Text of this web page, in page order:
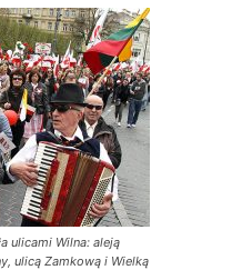
ulicami Wilna: aleją
ulicą Zamkową i Wielką